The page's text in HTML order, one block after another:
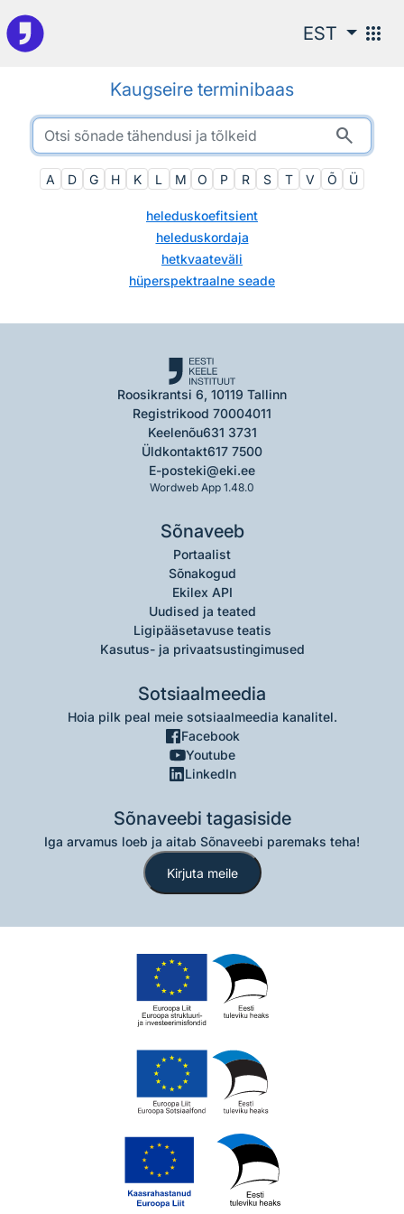
Otsingu juurde
EST apps
Kaugseire terminibaas
search
A D G H K L M O P R S T V Õ Ü
heleduskoefitsient
heleduskordaja
hetkvaateväli
hüperspektraalne seade
Roosikrantsi 6, 10119 Tallinn
Registrikood 70004011
Keelenõu631 3731
Üldkontakt617 7500
E-posteki@eki.ee
Wordweb App 1.48.0
Sõnaveeb
Portaalist
Sõnakogud
Ekilex API
Uudised ja teated
Ligipääsetavuse teatis
Kasutus- ja privaatsustingimused
Sotsiaalmeedia
Hoia pilk peal meie sotsiaalmeedia kanalitel.
Facebook
Youtube
LinkedIn
Sõnaveebi tagasiside
Iga arvamus loeb ja aitab Sõnaveebi paremaks teha!
Kirjuta meile